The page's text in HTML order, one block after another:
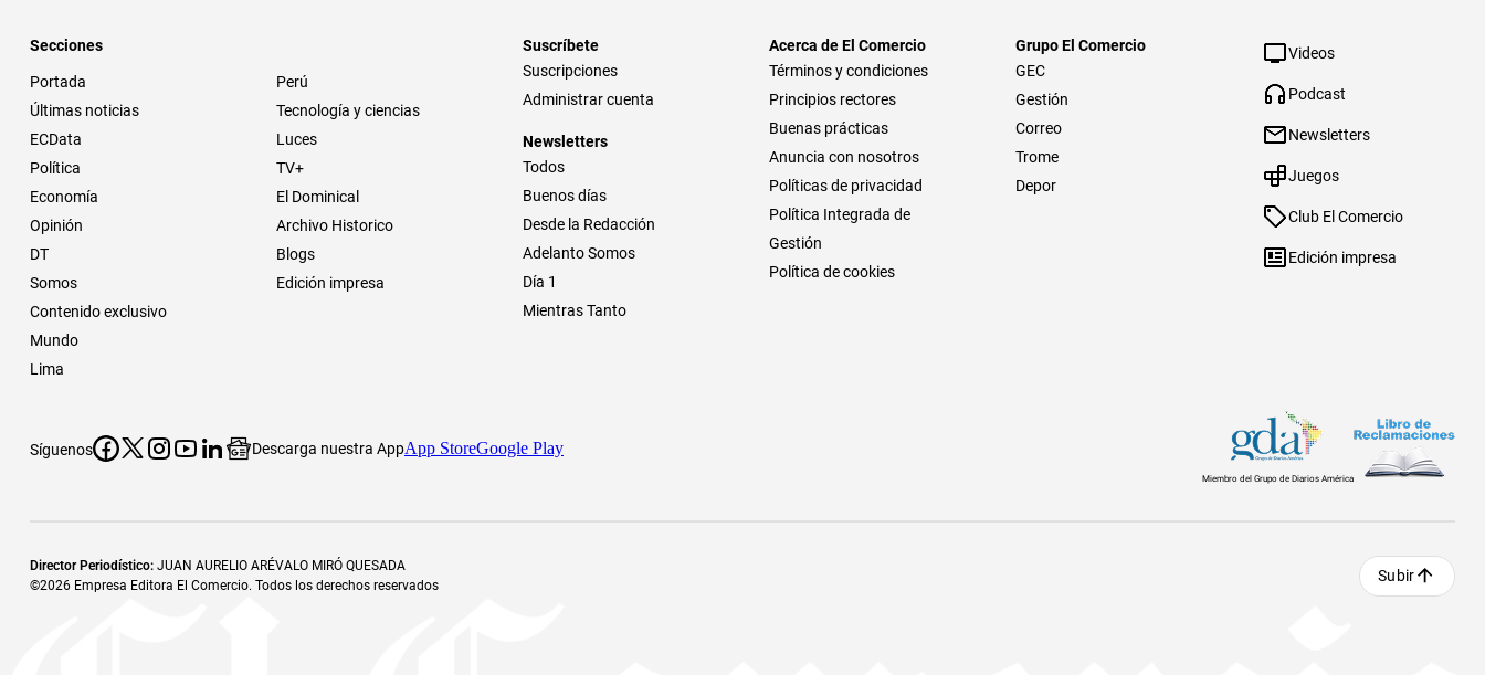
Secciones
Portada
Últimas noticias
ECData
Política
Economía
Opinión
DT
Somos
Contenido exclusivo
Mundo
Lima
Perú
Tecnología y ciencias
Luces
TV+
El Dominical
Archivo Historico
Blogs
Edición impresa
Suscríbete
Suscripciones
Administrar cuenta
Newsletters
Todos
Buenos días
Desde la Redacción
Adelanto Somos
Día 1
Mientras Tanto
Acerca de El Comercio
Términos y condiciones
Principios rectores
Buenas prácticas
Anuncia con nosotros
Políticas de privacidad
Política Integrada de
Gestión
Política de cookies
Grupo El Comercio
GEC
Gestión
Correo
Trome
Depor
Videos
Podcast
Newsletters
Juegos
Club El Comercio
Edición impresa
Síguenos Descarga nuestra AppApp StoreGoogle Play
Miembro del Grupo de Diarios América
Director Periodístico: JUAN AURELIO ARÉVALO MIRÓ QUESADA
©2026 Empresa Editora El Comercio. Todos los derechos reservados
Subir